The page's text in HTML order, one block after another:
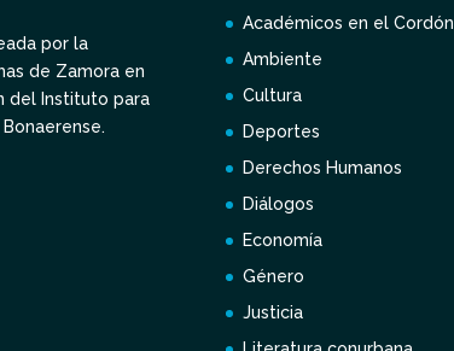
por la
de Zamora en
del Instituto para
Académicos en el Cordón
Ambiente
Cultura
Deportes
Derechos Humanos
Diálogos
Economía
Género
Justicia